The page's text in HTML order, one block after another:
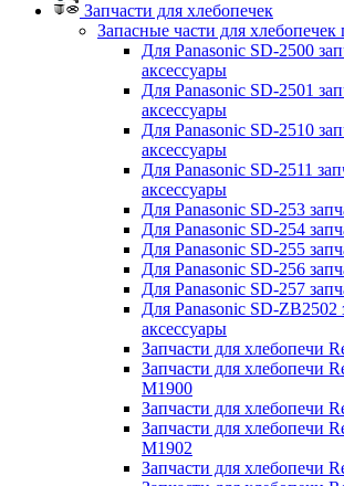
Запчасти для хлебопечек
Запасные части для
Для Panasonic SD-2500
аксессуары
Для Panasonic SD-2501
аксессуары
Для Panasonic SD-2510
аксессуары
Для Panasonic SD-2511
аксессуары
Для Panasonic SD-253
Для Panasonic SD-254
Для Panasonic SD-255
Для Panasonic SD-256
Для Panasonic SD-257
Для Panasonic SD-ZB2502
аксессуары
Запчасти для хлебопечи
Запчасти для хлебопечи
M1900
Запчасти для хлебопечи
Запчасти для хлебопечи
M1902
Запчасти для хлебопечи